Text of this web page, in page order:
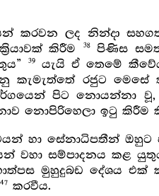
කරවන ලද නින්දා
කිරීම 38පිණිස සමත්
39යැයි ඒ තෙමේ
රජුට මෙසේ
පිට නොයන්නා වූ,
නොපිරිහෙලා ඉටු
හා සේනාධිපතීන්
වහා සම්පාදනය කළ
මුහුදුබඩ දේශය එක්
47 කරවීය.